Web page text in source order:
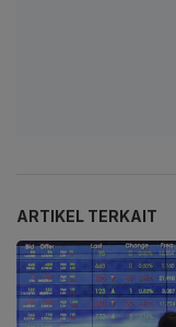
ARTIKEL TERKAIT